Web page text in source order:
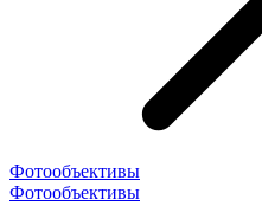
Фотообъективы
Фотообъективы